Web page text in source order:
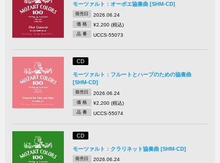
モーツァルト：オーボエ協奏曲 [SHM-CD]
発売日 2026.06.24
価 格 ¥2,200 (税込)
品 番 UCCS-55073
CD
モーツァルト：フルートとハープのための協奏曲
[SHM-CD]
発売日 2026.06.24
価 格 ¥2,200 (税込)
品 番 UCCS-55074
CD
モーツァルト：クラリネット協奏曲 [SHM-CD]
発売日 2026.06.24